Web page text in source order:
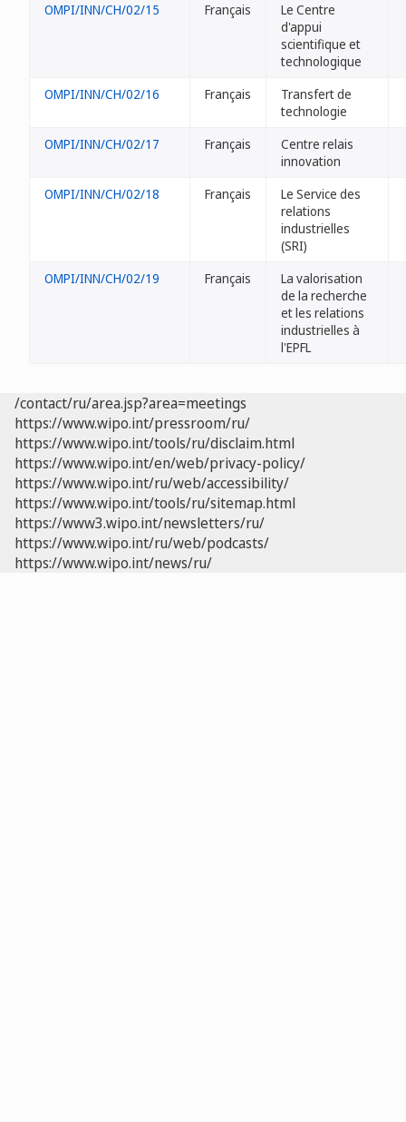
OMPI/INN/CH/02/15
Français
Le Centre
d'appui
scientifique et
technologique
OMPI/INN/CH/02/16
Français
Transfert de
technologie
OMPI/INN/CH/02/17
Français
Centre relais
innovation
OMPI/INN/CH/02/18
Français
Le Service des
relations
industrielles
(SRI)
OMPI/INN/CH/02/19
Français
La valorisation
de la recherche
et les relations
industrielles à
l'EPFL
/contact/ru/area.jsp?area=meetings
https://www.wipo.int/pressroom/ru/
https://www.wipo.int/tools/ru/disclaim.html
https://www.wipo.int/en/web/privacy-policy/
https://www.wipo.int/ru/web/accessibility/
https://www.wipo.int/tools/ru/sitemap.html
https://www3.wipo.int/newsletters/ru/
https://www.wipo.int/ru/web/podcasts/
https://www.wipo.int/news/ru/